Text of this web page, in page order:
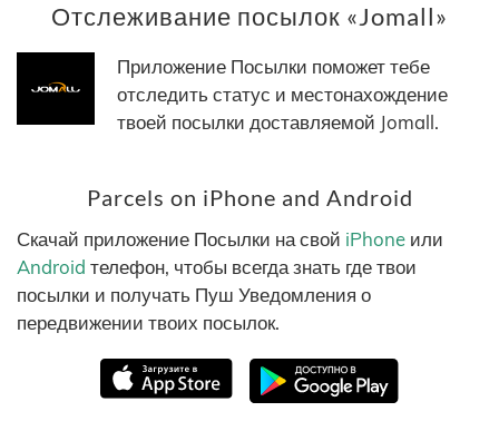
Отслеживание посылок «Jomall»
Приложение Посылки поможет тебе
отследить статус и местонахождение
твоей посылки доставляемой Jomall.
Parcels on iPhone and Android
Скачай приложение Посылки на свой iPhone или
Android телефон, чтобы всегда знать где твои
посылки и получать Пуш Уведомления о
передвижении твоих посылок.